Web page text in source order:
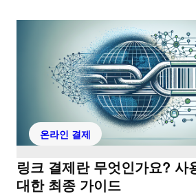
온라인 결제
링크 결제란 무엇인가요? 사
대한 최종 가이드